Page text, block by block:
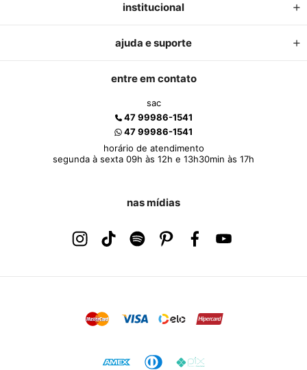
institucional
ajuda e suporte
entre em contato
sac
47 99986-1541
47 99986-1541
horário de atendimento
segunda à sexta 09h às 12h e 13h30min às 17h
nas mídias